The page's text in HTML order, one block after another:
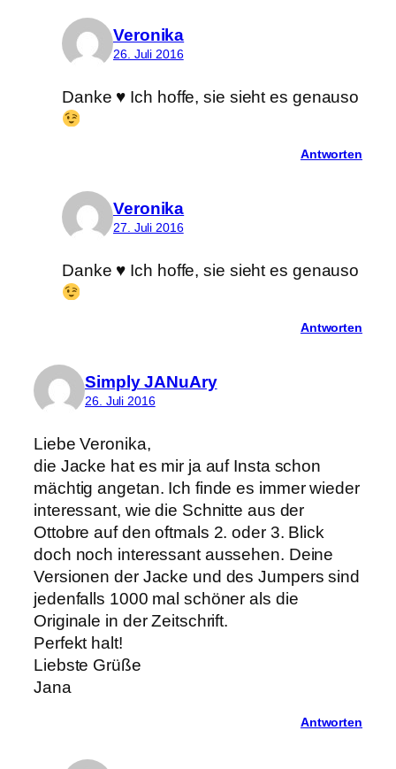
Veronika
26. Juli 2016
Danke ♥ Ich hoffe, sie sieht es genauso
Antworten
Veronika
27. Juli 2016
Danke ♥ Ich hoffe, sie sieht es genauso
Antworten
Simply JANuAry
26. Juli 2016
Liebe Veronika,
die Jacke hat es mir ja auf Insta schon
mächtig angetan. Ich finde es immer wieder
interessant, wie die Schnitte aus der
Ottobre auf den oftmals 2. oder 3. Blick
doch noch interessant aussehen. Deine
Versionen der Jacke und des Jumpers sind
jedenfalls 1000 mal schöner als die
Originale in der Zeitschrift.
Perfekt halt!
Liebste Grüße
Jana
Antworten